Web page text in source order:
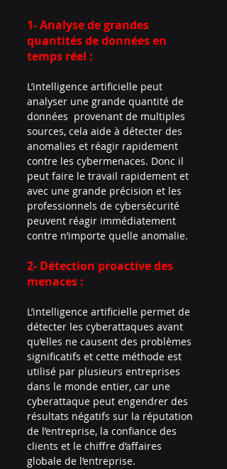
1- Analyse de grandes
quantités de données en
temps réel :
L’intelligence artificielle peut
analyser une grande quantité de
données  provenant de multiples
sources, cela aide à détecter des
anomalies et réagir rapidement
contre les cybermenaces. Donc il
peut faire le travail rapidement et
avec une grande précision et les
professionnels de cybersécurité
peuvent réagir immédiatement
contre n’importe quelle anomalie.
2- Détection proactive des
menaces :
L’intelligence artificielle permet de
détecter les cyberattaques avant
qu’elles ne causent des problèmes
significatifs et cette méthode est
utilisé par plusieurs entreprises
dans le monde entier, car une
cyberattaque peut engendrer des
résultats négatifs sur la réputation
de l’entreprise, la confiance des
clients et le chiffre d’affaires
globale de l’entreprise.